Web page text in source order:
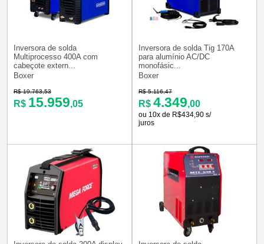
Inversora de solda
Multiprocesso 400A com
cabeçote extern...
Boxer
R$ 19.763,53
R$ 15.959,05
Inversora de solda Tig 170A
para alumínio AC/DC
monofásic...
Boxer
R$ 5.116,47
R$ 4.349,00
ou 10x de R$434,90 s/
juros